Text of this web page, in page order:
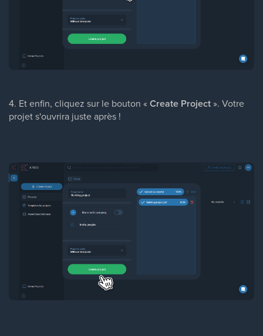
4. Et enfin, cliquez sur le bouton «Create Project». Votre
projet s'ouvrira juste après !